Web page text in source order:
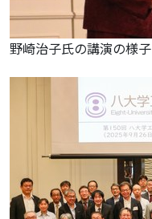
野崎治子氏の講演の様子